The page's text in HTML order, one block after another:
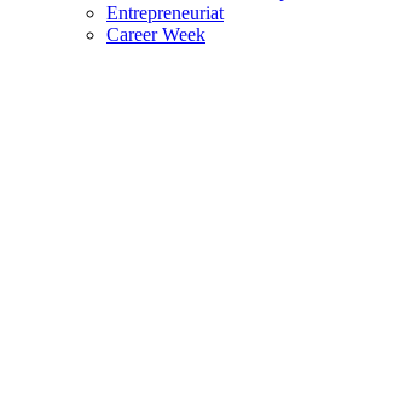
Entrepreneuriat
Career Week